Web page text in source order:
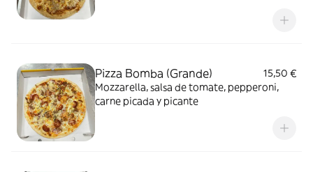
Pizza Bomba (Grande)
15,50 €
Mozzarella, salsa de tomate, pepperoni,
carne picada y picante